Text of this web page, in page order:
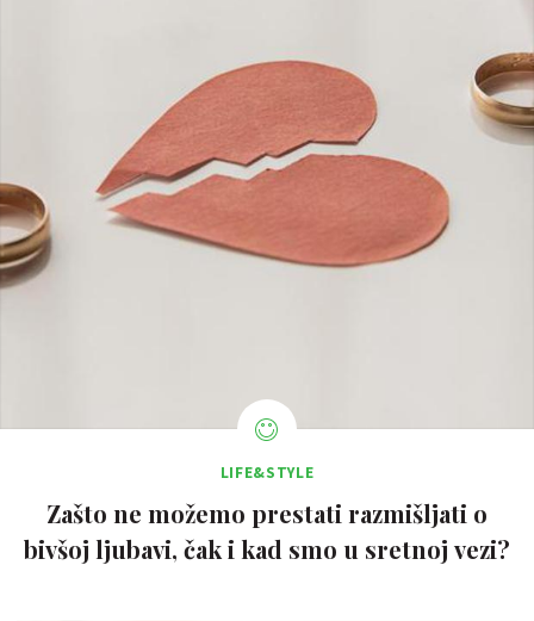
LIFE&STYLE
Zašto ne možemo prestati razmišljati o
bivšoj ljubavi, čak i kad smo u sretnoj vezi?